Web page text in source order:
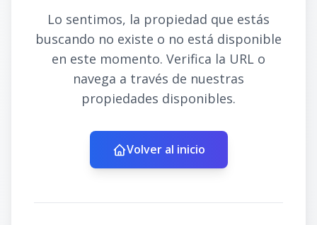
Lo sentimos, la propiedad que estás
buscando no existe o no está disponible
en este momento. Verifica la URL o
navega a través de nuestras
propiedades disponibles.
Volver al inicio